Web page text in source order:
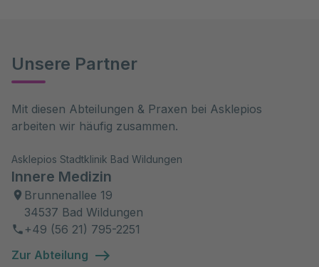
Unsere Partner
Mit diesen Abteilungen & Praxen bei Asklepios
arbeiten wir häufig zusammen.
Asklepios Stadtklinik Bad Wildungen
Innere Medizin
Brunnenallee 19
34537 Bad Wildungen
+49 (56 21) 795-2251
Zur Abteilung